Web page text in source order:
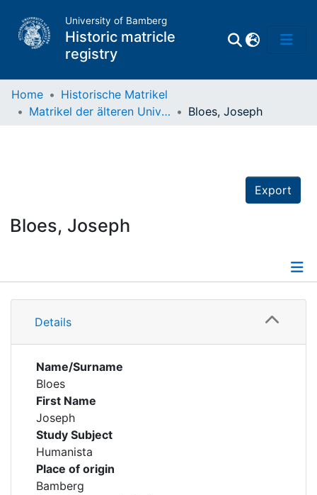
University of Bamberg
Historic matricle
registry
Home
Historische Matrikel
Matrikel der älteren Universität
Bloes, Joseph
Export
Bloes, Joseph
Details
Details
Name/Surname
Bloes
First Name
Joseph
Study Subject
Humanista
Place of origin
Bamberg